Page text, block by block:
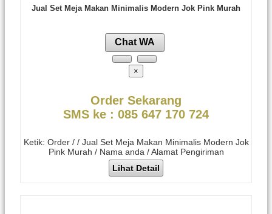
Jual Set Meja Makan Minimalis Modern Jok Pink Murah
Chat WA
×
Order Sekarang
SMS ke : 085 647 170 724
Ketik: Order / / Jual Set Meja Makan Minimalis Modern Jok
Pink Murah / Nama anda / Alamat Pengiriman
Lihat Detail